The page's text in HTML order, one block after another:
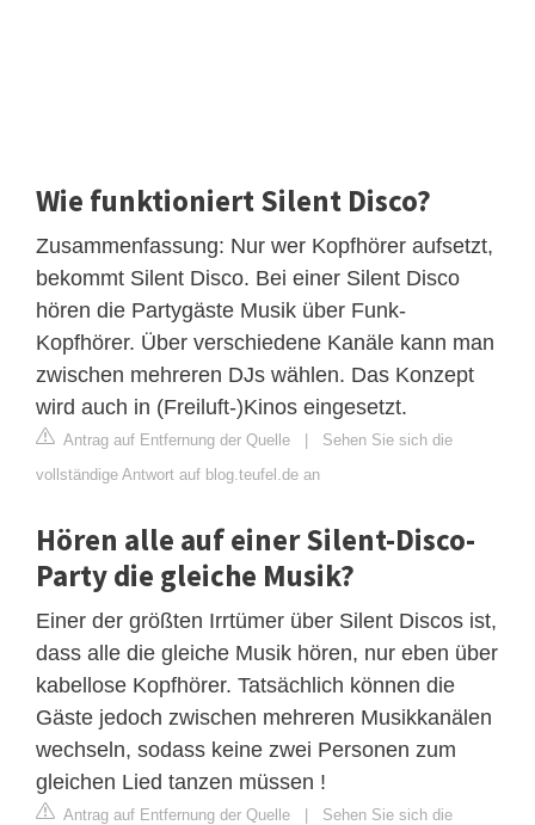
Wie funktioniert Silent Disco?
Zusammenfassung: Nur wer Kopfhörer aufsetzt,
bekommt Silent Disco. Bei einer Silent Disco
hören die Partygäste Musik über Funk-
Kopfhörer. Über verschiedene Kanäle kann man
zwischen mehreren DJs wählen. Das Konzept
wird auch in (Freiluft-)Kinos eingesetzt.
Antrag auf Entfernung der Quelle | Sehen Sie sich die
vollständige Antwort auf blog.teufel.de an
Hören alle auf einer Silent-Disco-
Party die gleiche Musik?
Einer der größten Irrtümer über Silent Discos ist,
dass alle die gleiche Musik hören, nur eben über
kabellose Kopfhörer. Tatsächlich können die
Gäste jedoch zwischen mehreren Musikkanälen
wechseln, sodass keine zwei Personen zum
gleichen Lied tanzen müssen !
Antrag auf Entfernung der Quelle | Sehen Sie sich die